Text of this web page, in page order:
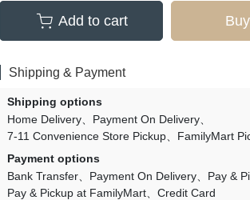
Add to cart
Shipping & Payment
Shipping options
Home Delivery
Payment On Delivery
7-11 Convenience Store Pickup
FamilyMart
Payment options
Bank Transfer
Payment On Delivery
Pay &
Pay & Pickup at FamilyMart
Credit Card